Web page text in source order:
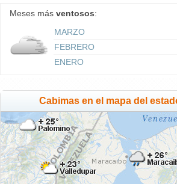
Meses más ventosos:
MARZO
FEBRERO
ENERO
Cabimas en el mapa del